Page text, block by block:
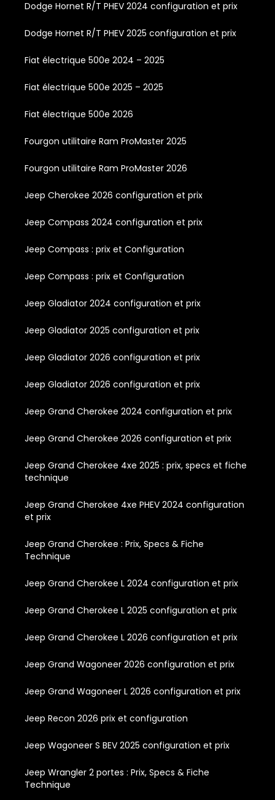
Dodge Hornet R/T PHEV 2024 configuration et prix
Dodge Hornet R/T PHEV 2025 configuration et prix
Fiat électrique 500e 2024 – 2025
Fiat électrique 500e 2025 – 2025
Fiat électrique 500e 2026
Fourgon utilitaire Ram ProMaster 2025
Fourgon utilitaire Ram ProMaster 2026
Jeep Cherokee 2026 configuration et prix
Jeep Compass 2024 configuration et prix
Jeep Compass : prix et Configuration
Jeep Compass : prix et Configuration
Jeep Gladiator 2024 configuration et prix
Jeep Gladiator 2025 configuration et prix
Jeep Gladiator 2026 configuration et prix
Jeep Gladiator 2026 configuration et prix
Jeep Grand Cherokee 2024 configuration et prix
Jeep Grand Cherokee 2026 configuration et prix
Jeep Grand Cherokee 4xe 2025 : prix, specs et fiche
technique
Jeep Grand Cherokee 4xe PHEV 2024 configuration
et prix
Jeep Grand Cherokee : Prix, Specs & Fiche
Technique
Jeep Grand Cherokee L 2024 configuration et prix
Jeep Grand Cherokee L 2025 configuration et prix
Jeep Grand Cherokee L 2026 configuration et prix
Jeep Grand Wagoneer 2026 configuration et prix
Jeep Grand Wagoneer L 2026 configuration et prix
Jeep Recon 2026 prix et configuration
Jeep Wagoneer S BEV 2025 configuration et prix
Jeep Wrangler 2 portes : Prix, Specs & Fiche
Technique